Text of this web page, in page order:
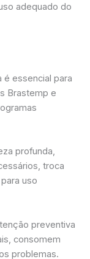
adequado do
é essencial para
Brastemp e
profunda,
troca
uso
preventiva
consomem
problemas.